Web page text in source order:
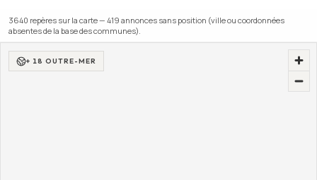
3640 repères sur la carte — 419 annonces sans position (ville ou coordonnées
absentes de la base des communes).
+ 18 OUTRE-MER